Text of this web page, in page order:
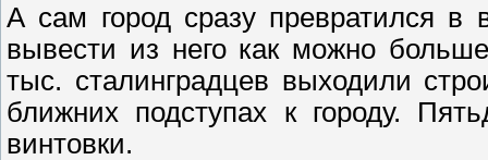
А сам город сразу превратился
вывести из него как можно
тыс. сталинградцев выходили
ближних подступах к городу.
винтовки.